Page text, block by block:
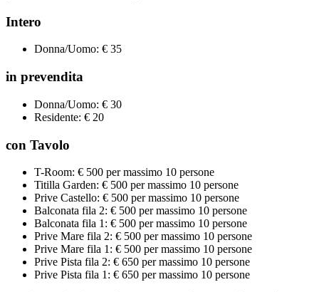
Intero
Donna/Uomo: € 35
in prevendita
Donna/Uomo: € 30
Residente: € 20
con Tavolo
T-Room: € 500 per massimo 10 persone
Titilla Garden: € 500 per massimo 10 persone
Prive Castello: € 500 per massimo 10 persone
Balconata fila 2: € 500 per massimo 10 persone
Balconata fila 1: € 500 per massimo 10 persone
Prive Mare fila 2: € 500 per massimo 10 persone
Prive Mare fila 1: € 500 per massimo 10 persone
Prive Pista fila 2: € 650 per massimo 10 persone
Prive Pista fila 1: € 650 per massimo 10 persone